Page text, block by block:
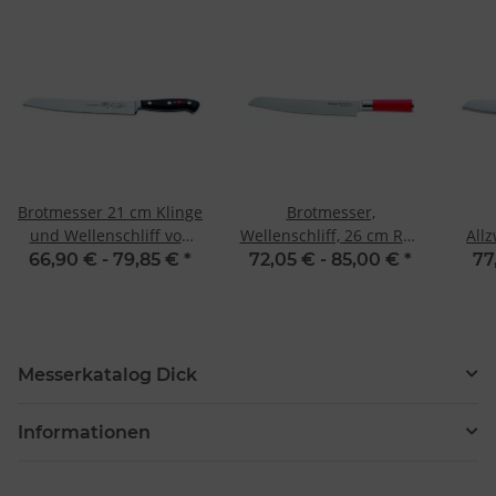
Brotmesser 21 cm Klinge
und Wellenschliff von
Premier Plus von F. Dick
66,90 € - 79,85 € *
Brotmesser,
Wellenschliff, 26 cm Red
Spirit F. Dick
72,05 € - 85,00 € *
Messerkatalog Dick
Informationen